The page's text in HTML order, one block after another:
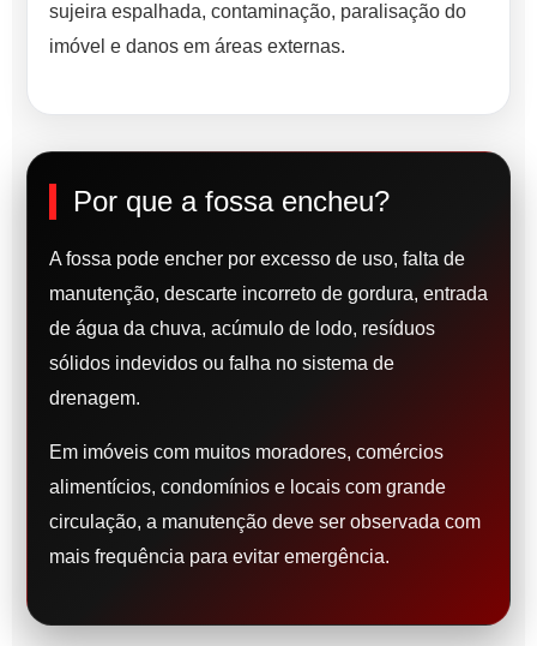
sujeira espalhada, contaminação, paralisação do
imóvel e danos em áreas externas.
Por que a fossa encheu?
A fossa pode encher por excesso de uso, falta de
manutenção, descarte incorreto de gordura, entrada
de água da chuva, acúmulo de lodo, resíduos
sólidos indevidos ou falha no sistema de
drenagem.
Em imóveis com muitos moradores, comércios
alimentícios, condomínios e locais com grande
circulação, a manutenção deve ser observada com
mais frequência para evitar emergência.